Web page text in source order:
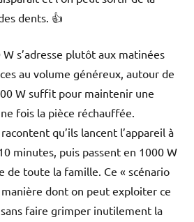
dents. 👍
W s’adresse plutôt aux matinées
au volume généreux, autour de
W suffit pour maintenir une
fois la pièce réchauffée.
qu’ils lancent l’appareil à
minutes, puis passent en 1000 W
de toute la famille. Ce « scénario
dont on peut exploiter ce
faire grimper inutilement la